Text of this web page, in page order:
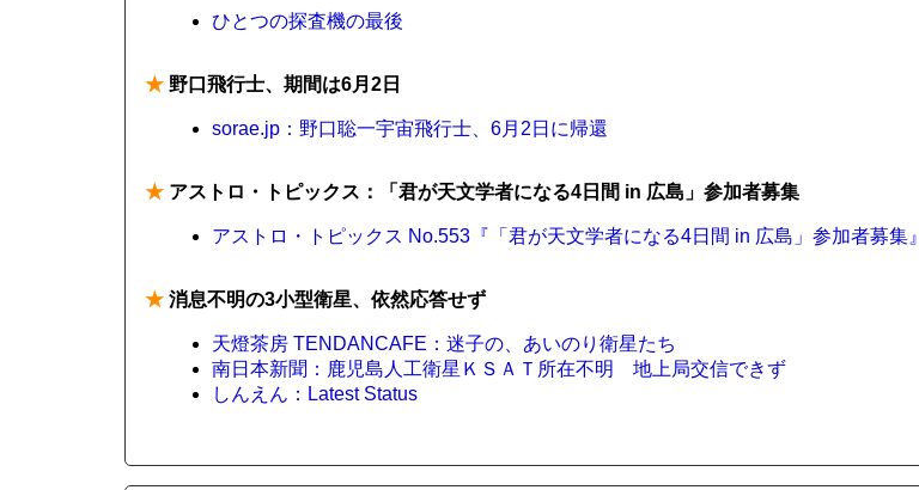
ひとつの探査機の最後
★ 野口飛行士、期間は6月2日
sorae.jp：野口聡一宇宙飛行士、6月2日に帰還
★ アストロ・トピックス：「君が天文学者になる4日間 in 広島」参加者募集
アストロ・トピックス No.553『「君が天文学者になる4日間 in 広島」参加者募集』
★ 消息不明の3小型衛星、依然応答せず
天燈茶房 TENDANCAFE：迷子の、あいのり衛星たち
南日本新聞：鹿児島人工衛星ＫＳＡＴ所在不明 地上局交信できず
しんえん：Latest Status